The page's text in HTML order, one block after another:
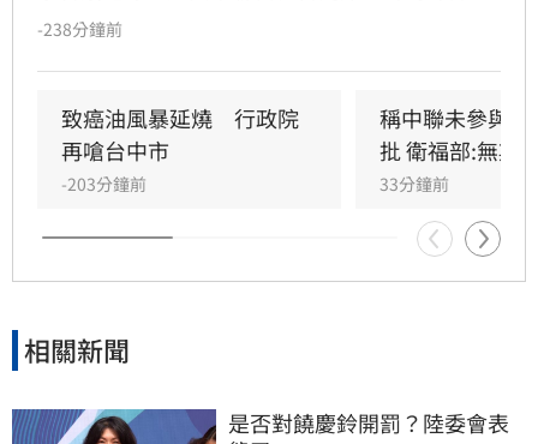
疑，與會的台大教授蘇南維還原現場，強調專家
演變為政治議題，並解釋當初主張「20%下架標
準」是基於營養標示的務實考量。（記者：簡浩
正）
-238分鐘前
致癌油風暴延燒　行政院
再嗆台中市
-203分鐘前
稱中聯未參與
批 衛福部:無欺
33分鐘前
相關新聞
是否對饒慶鈴開罰？陸委會表